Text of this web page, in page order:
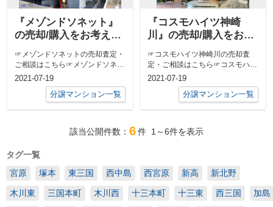
『メゾンドソネット』
の売却/購入をお考えの
お客様へ
☞メゾンドソネットの売却査定・
ご相談はこちら☞メゾンドソネッ
トの売り出し中の物件はこちら
2021-07-19
分譲マンション一覧
『コスモハイツ神崎
川』の売却/購入をお考
えのお客様へ
☞コスモハイツ神崎川の売却査
定・ご相談はこちら☞コスモハイ
ツ神崎川の売り出し中の物件はこ
2021-07-19
分譲マンション一覧
該当公開件数： 6件 1～6件を表示
タグ一覧
宮原
塚本 東三国 西中島 西宮原 新高 新北野
木川東 三国本町 木川西 十三本町 十三東 西三国 加島